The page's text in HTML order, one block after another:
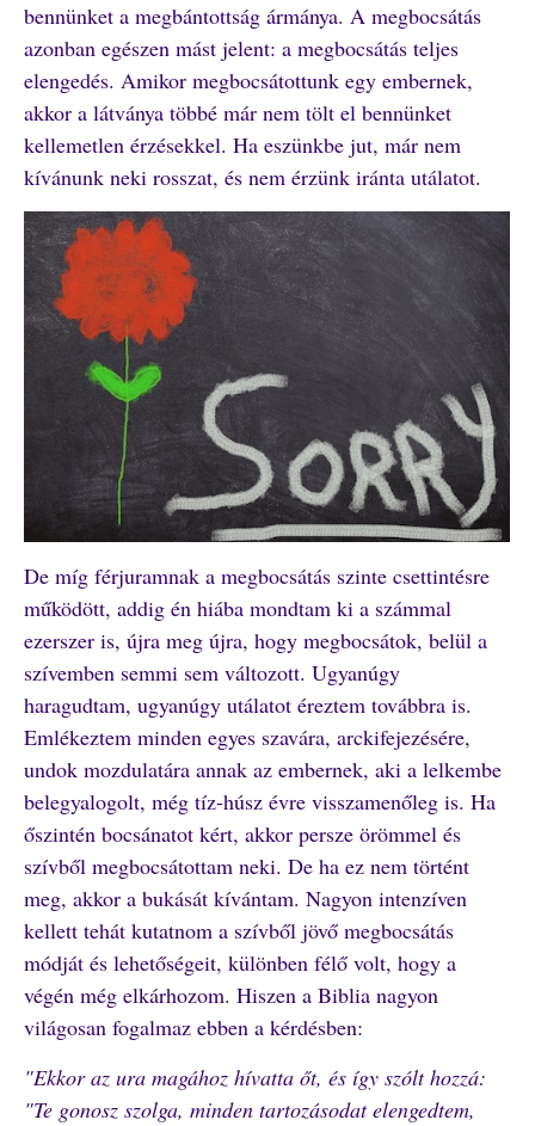
bennünket a megbántottság ármánya. A megbocsátás
azonban egészen mást jelent: a megbocsátás teljes
elengedés. Amikor megbocsátottunk egy embernek,
akkor a látványa többé már nem tölt el bennünket
kellemetlen érzésekkel. Ha eszünkbe jut, már nem
kívánunk neki rosszat, és nem érzünk iránta utálatot.
De míg férjuramnak a megbocsátás szinte csettintésre
működött, addig én hiába mondtam ki a számmal
ezerszer is, újra meg újra, hogy megbocsátok, belül a
szívemben semmi sem változott. Ugyanúgy
haragudtam, ugyanúgy utálatot éreztem továbbra is.
Emlékeztem minden egyes szavára, arckifejezésére,
undok mozdulatára annak az embernek, aki a lelkembe
belegyalogolt, még tíz-húsz évre visszamenőleg is. Ha
őszintén bocsánatot kért, akkor persze örömmel és
szívből megbocsátottam neki. De ha ez nem történt
meg, akkor a bukását kívántam. Nagyon intenzíven
kellett tehát kutatnom a szívből jövő megbocsátás
módját és lehetőségeit, különben félő volt, hogy a
végén még elkárhozom. Hiszen a Biblia nagyon
világosan fogalmaz ebben a kérdésben:
"Ekkor az ura magához hívatta őt, és így szólt hozzá:
"Te gonosz szolga, minden tartozásodat elengedtem,